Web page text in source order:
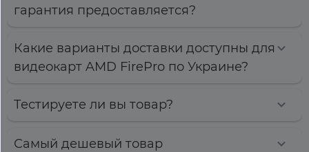
гарантия предоставляется?
Какие варианты доставки доступны для
видеокарт AMD FirePro по Украине?
Тестируете ли вы товар?
Самый дешевый товар